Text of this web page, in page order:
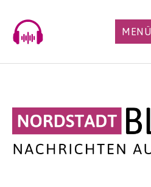
content
MENÜ